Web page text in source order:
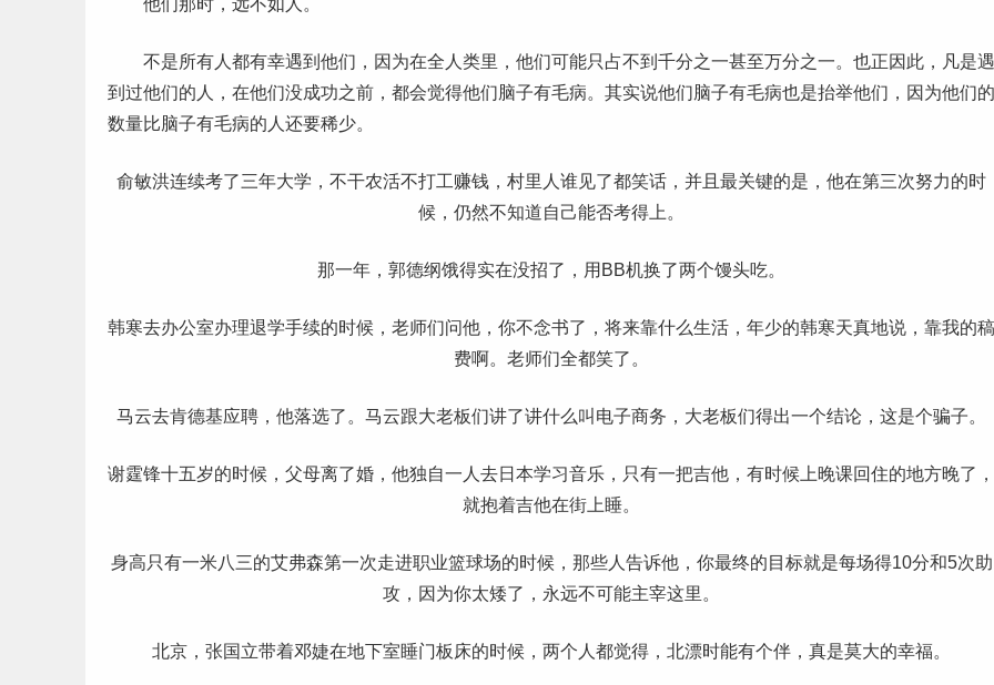
他们那时，远不如人。
不是所有人都有幸遇到他们，因为在全人类里，他们可能只占不到千分之一甚至万分之一。也正因此，凡是遇
到过他们的人，在他们没成功之前，都会觉得他们脑子有毛病。其实说他们脑子有毛病也是抬举他们，因为他们的
数量比脑子有毛病的人还要稀少。
俞敏洪连续考了三年大学，不干农活不打工赚钱 ，村里人谁见了都笑话，并且最关键的是，他在第三次努力的时
候，仍然不知道自己能否考得上。
那一年，郭德纲饿得实在没招了，用BB机换了两个馒头吃。
韩寒去办公室办理退学手续的时候，老师们问他，你不念书了，将来靠什么生活，年少的韩寒天真地说，靠我的稿
费啊。老师们全都笑了。
马云去肯德基应聘，他落选了。马云跟大老板们讲了讲什么叫电子商务，大老板们得出一个结论，这是个骗子。
谢霆锋十五岁的时候，父母离了婚，他独自一人去日本学习音乐，只有一把吉他，有时候上晚课回住的地方晚了，
就抱着吉他在街上睡。
身高只有一米八三的艾弗森第一次走进职业篮球场的时候，那些人告诉他，你最终的目标就是每场得10分和5次助
攻，因为你太矮了，永远不可能主宰这里。
北京 ，张国立带着邓婕在地下室睡门板床的时候，两个人都觉得，北漂时能有个伴，真是莫大的幸福。